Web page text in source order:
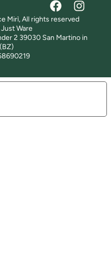
Mirì, All rights reserved
Ware
2 39030 San Martino in